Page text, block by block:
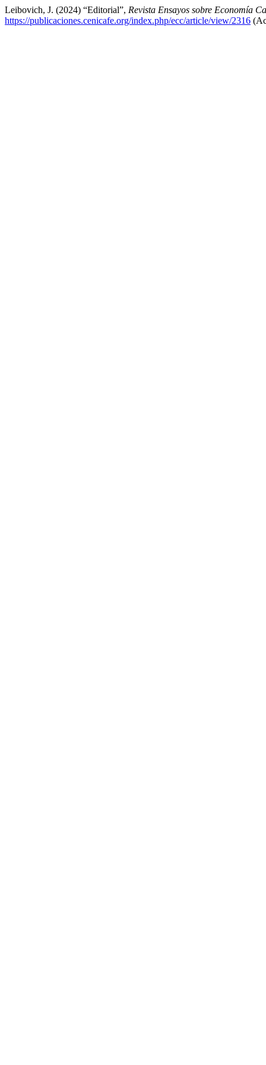
Leibovich, J. (2024) “Editorial”, Revista Ensayos sobre Economía
https://publicaciones.cenicafe.org/index.php/ecc/article/view/2316